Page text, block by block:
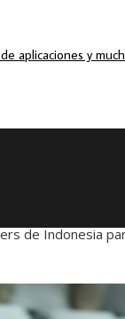
aplicaciones y
de Indonesia